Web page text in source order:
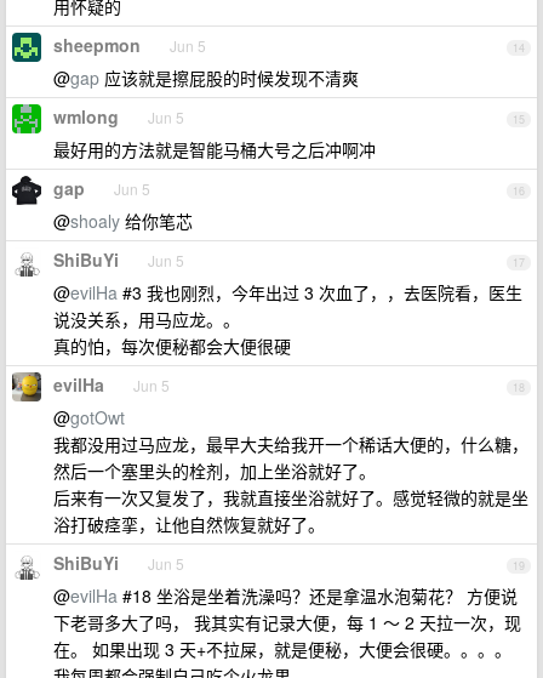
用怀疑的
14
sheepmon Jun 5
@gap 应该就是擦屁股的时候发现不清爽
15
wmlong Jun 5
最好用的方法就是智能马桶大号之后冲啊冲
16
gap Jun 5
@shoaly 给你笔芯
17
ShiBuYi Jun 5
@evilHa #3 我也刚烈，今年出过 3 次血了，，去医院看，医生
说没关系，用马应龙。。
真的怕，每次便秘都会大便很硬
18
evilHa Jun 5
@gotOwt
我都没用过马应龙，最早大夫给我开一个稀话大便的，什么糖，
然后一个塞里头的栓剂，加上坐浴就好了。
后来有一次又复发了，我就直接坐浴就好了。感觉轻微的就是坐
浴打破痉挛，让他自然恢复就好了。
19
ShiBuYi Jun 5
@evilHa #18 坐浴是坐着洗澡吗？还是拿温水泡菊花？ 方便说
下老哥多大了吗， 我其实有记录大便，每 1 ～ 2 天拉一次，现
在。 如果出现 3 天+不拉屎，就是便秘，大便会很硬。。。。